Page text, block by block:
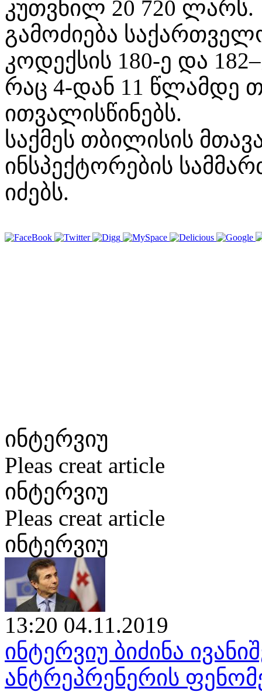
კუთვნილ 20 720 ლარს.
გამოძიება
კოდექსის 180-ე და
რაც 4-დან 11 წლამდე
ითვალისწინებს.
საქმეს თბილისის
ინსპექტორების
იძებს.
ინტერვიუ
Pleas creat article
ინტერვიუ
Pleas creat article
ინტერვიუ
13:20 04.11.2019
ინტერვიუ ბიძინა
ანტრეპრენერის